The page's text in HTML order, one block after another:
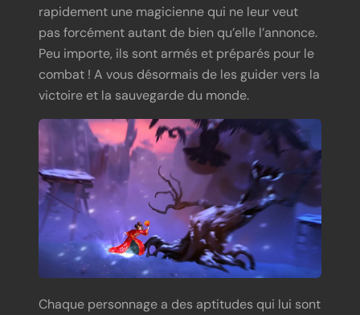
rapidement une magicienne qui ne leur veut
pas forcément autant de bien qu’elle l’annonce.
Peu importe, ils sont armés et préparés pour le
combat ! A vous désormais de les guider vers la
victoire et la sauvegarde du monde.
Chaque personnage a des aptitudes qui lui sont